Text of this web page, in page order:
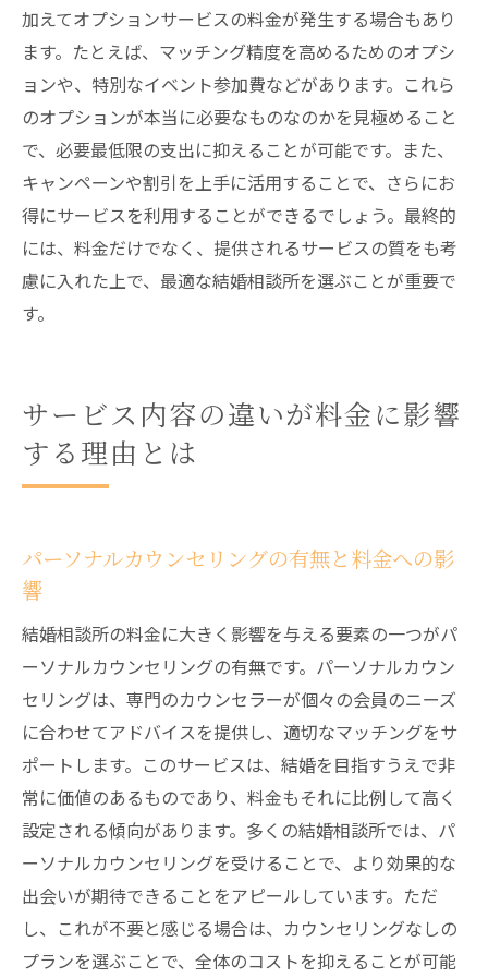
加えてオプションサービスの料金が発生する場合もあり
ます。たとえば、マッチング精度を高めるためのオプシ
ョンや、特別なイベント参加費などがあります。これら
のオプションが本当に必要なものなのかを見極めること
で、必要最低限の支出に抑えることが可能です。また、
キャンペーンや割引を上手に活用することで、さらにお
得にサービスを利用することができるでしょう。最終的
には、料金だけでなく、提供されるサービスの質をも考
慮に入れた上で、最適な結婚相談所を選ぶことが重要で
す。
サービス内容の違いが料金に影響
する理由とは
パーソナルカウンセリングの有無と料金への影
響
結婚相談所の料金に大きく影響を与える要素の一つがパ
ーソナルカウンセリングの有無です。パーソナルカウン
セリングは、専門のカウンセラーが個々の会員のニーズ
に合わせてアドバイスを提供し、適切なマッチングをサ
ポートします。このサービスは、結婚を目指すうえで非
常に価値のあるものであり、料金もそれに比例して高く
設定される傾向があります。多くの結婚相談所では、パ
ーソナルカウンセリングを受けることで、より効果的な
出会いが期待できることをアピールしています。ただ
し、これが不要と感じる場合は、カウンセリングなしの
プランを選ぶことで、全体のコストを抑えることが可能